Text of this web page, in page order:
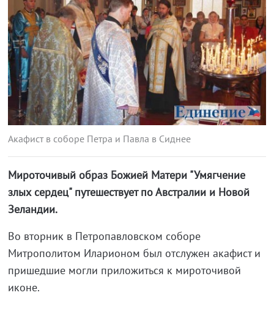
Акафист в соборе Петра и Павла в Сиднее
Мироточивый образ Божией Матери "Умягчение
злых сердец" путешествует по Австралии и Новой
Зеландии.
Во вторник в Петропавловском соборе
Митрополитом Иларионом был отслужен акафист и
пришедшие могли приложиться к мироточивой
иконе.